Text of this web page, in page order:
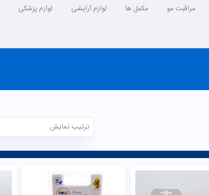
مراقبت مو مکمل ها لوازم آرایشی لوازم پزشکی
ترتیب نمایش